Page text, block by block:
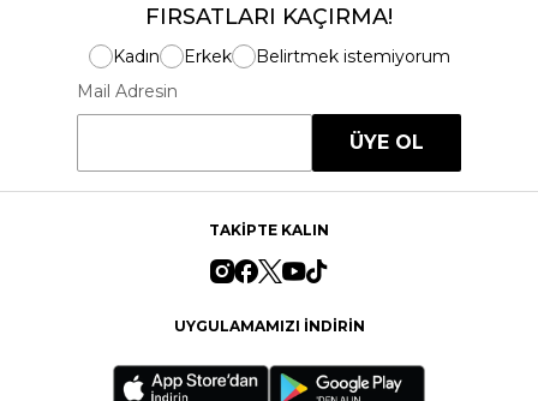
FIRSATLARI KAÇIRMA!
Kadın Erkek
Belirtmek istemiyorum
Mail Adresin
ÜYE OL
TAKİPTE KALIN
UYGULAMAMIZI İNDİRİN